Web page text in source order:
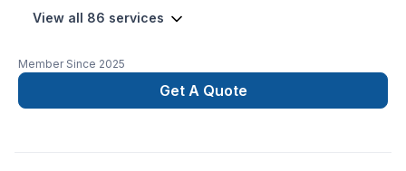
View all 86 services
Member Since 2025
Get A Quote